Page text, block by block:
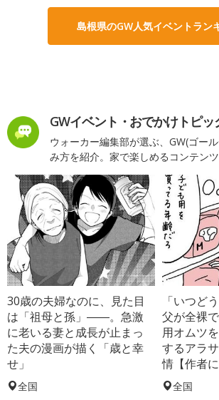
島根県のGW人気イベントラン
GWイベント・おでかけトピッ
ウォーカー編集部が選ぶ、GW(ゴー
み方を紹介。家で楽しめるコンテンツ
30歳の夫婦なのに、見た目
は「祖母と孫」――。急激
に老いる妻と成長が止まっ
た夫の漫画が描く「歳と幸
せ」
全国
「いつど
父が全裸
用オムツ
するアラ
情【作者に
全国